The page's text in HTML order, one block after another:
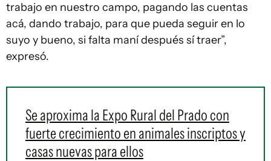
trabajo en nuestro campo, pagando las cuentas
acá, dando trabajo, para que pueda seguir en lo
suyo y bueno, si falta maní después sí traer”,
expresó.
Se aproxima la Expo Rural del Prado con
fuerte crecimiento en animales inscriptos y
casas nuevas para ellos